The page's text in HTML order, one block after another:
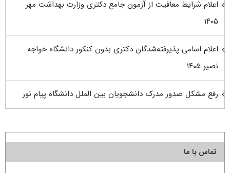
اعلام شرایط معافیت از آزمون جامع دکتری وزارت بهداشت مهر
۱۴۰۵
اعلام اسامی پذیرفته‌شدگان دکتری بدون کنکور دانشگاه خواجه
نصیر ۱۴۰۵
رفع مشکل صدور مدرک دانشجویان بین الملل دانشگاه پیام نور
تماس با ما